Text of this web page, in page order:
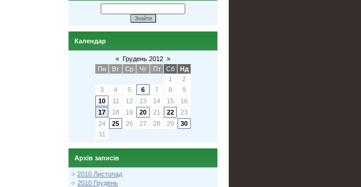
Календар
« Грудень 2012 »
Пн
Вт Ср Чт Пт Сб
Нд
1
2
3
4 5 6 7 8
9
10
11 12 13 14 15
16
17
18 19 20 21 22
23
24
25 26 27 28 29
30
31
Архів записів
2010 Листопад
2010 Грудень